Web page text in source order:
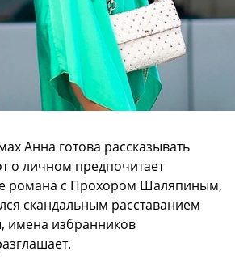
Анна готова рассказывать
о личном предпочитает
романа с Прохором Шаляпиным,
скандальным расставанием
имена избранников